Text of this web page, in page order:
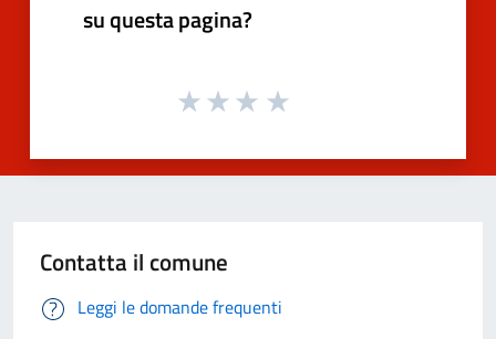
su questa pagina?
Contatta il comune
Leggi le domande frequenti